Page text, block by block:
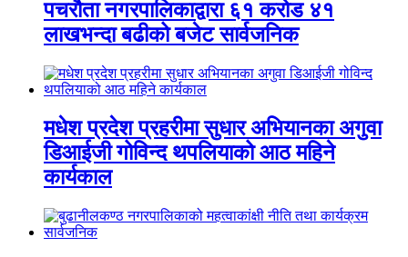
पचरौता नगरपालिकाद्वारा ६१ करोड ४१
लाखभन्दा बढीको बजेट सार्वजनिक
मधेश प्रदेश प्रहरीमा सुधार अभियानका अगुवा
डिआईजी गोविन्द थपलियाको आठ महिने
कार्यकाल